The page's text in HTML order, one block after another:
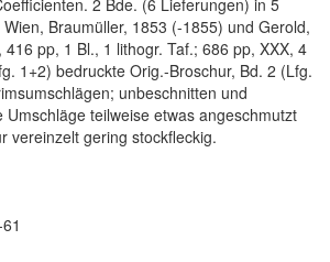
Braumüller, 1853 (-1855) und Gerold,
416 pp, 1 Bl., 1 lithogr. Taf.; 686 pp, XXX, 4
1+2) bedruckte Orig.-Broschur, Bd. 2 (Lfg.
unbeschnitten und
Umschläge teilweise etwas angeschmutzt
vereinzelt gering stockfleckig.